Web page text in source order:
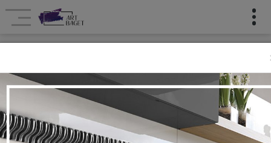
Bizim Layihələr
Ana səhifə Layihələr